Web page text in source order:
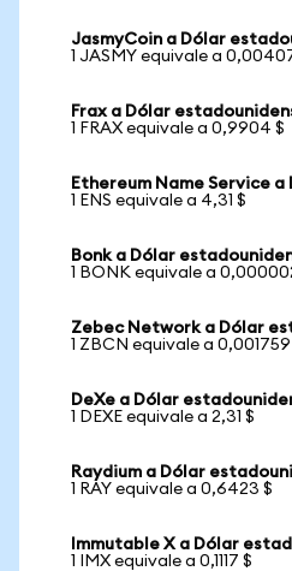
JasmyCoin a Dólar
1 JASMY equivale a
Frax a Dólar
1 FRAX equivale a 0,9904 $
Ethereum Name Service
1 ENS equivale a 4,31 $
Bonk a Dólar
1 BONK equivale a
Zebec Network a Dólar
1 ZBCN equivale a 0,001759
DeXe a Dólar
1 DEXE equivale a 2,31 $
Raydium a Dólar
1 RAY equivale a 0,6423 $
Immutable X a Dólar
1 IMX equivale a 0,1117 $